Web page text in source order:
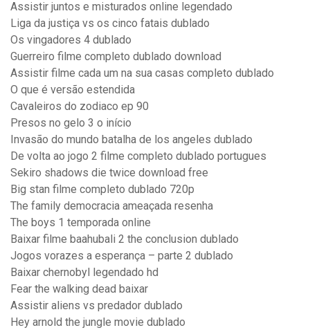
Assistir juntos e misturados online legendado
Liga da justiça vs os cinco fatais dublado
Os vingadores 4 dublado
Guerreiro filme completo dublado download
Assistir filme cada um na sua casas completo dublado
O que é versão estendida
Cavaleiros do zodiaco ep 90
Presos no gelo 3 o início
Invasão do mundo batalha de los angeles dublado
De volta ao jogo 2 filme completo dublado portugues
Sekiro shadows die twice download free
Big stan filme completo dublado 720p
The family democracia ameaçada resenha
The boys 1 temporada online
Baixar filme baahubali 2 the conclusion dublado
Jogos vorazes a esperança – parte 2 dublado
Baixar chernobyl legendado hd
Fear the walking dead baixar
Assistir aliens vs predador dublado
Hey arnold the jungle movie dublado